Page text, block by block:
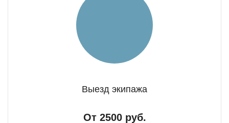
Выезд экипажа
От 2500 руб.